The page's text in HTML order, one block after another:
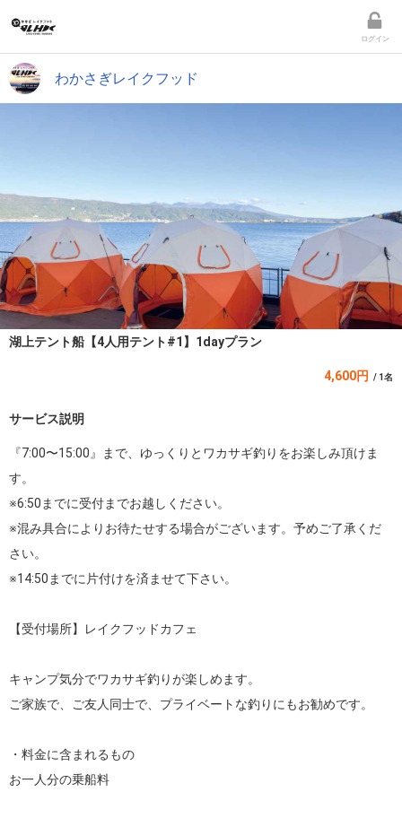
ログイン
わかさぎレイクフッド
湖上テント船【4人用テント#1】1dayプラン
4,600円 / 1名
サービス説明
『7:00〜15:00』まで、ゆっくりとワカサギ釣りをお楽しみ頂けま
す。
※6:50までに受付までお越しください。
※混み具合によりお待たせする場合がございます。予めご了承くだ
さい。
※14:50までに片付けを済ませて下さい。
【受付場所】レイクフッドカフェ
キャンプ気分でワカサギ釣りが楽しめます。
ご家族で、ご友人同士で、プライベートな釣りにもお勧めです。
・料金に含まれるもの
お一人分の乗船料